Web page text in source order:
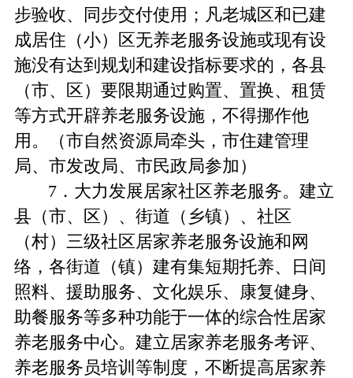
步验收、同步交付使用；凡老城区和已建
成居住（小）区无养老服务设施或现有设
施没有达到规划和建设指标要求的，各县
（市、区）要限期通过购置、置换、租赁
等方式开辟养老服务设施，不得挪作他
用。（市自然资源局牵头，市住建管理
局、市发改局、市民政局参加）
7．大力发展居家社区养老服务。建立
县（市、区）、街道（乡镇）、社区
（村）三级社区居家养老服务设施和网
络，各街道（镇）建有集短期托养、日间
照料、援助服务、文化娱乐、康复健身、
助餐服务等多种功能于一体的综合性居家
养老服务中心。建立居家养老服务考评、
养老服务员培训等制度，不断提高居家养